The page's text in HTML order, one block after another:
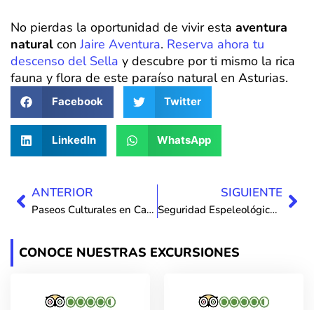
No pierdas la oportunidad de vivir esta aventura
natural conJaire Aventura. Reserva ahora tu
descenso del Sella y descubre por ti mismo la rica
fauna y flora de este paraíso natural en Asturias.
Facebook Twitter
LinkedIn WhatsApp
AntANTERIOR
Paseos Culturales en Cangas de Onís: ¡Fusión Perfecta de Aventura y Riqueza Cultural! 🌉✨
SIGUIENTE
Seguridad Espeleológica para Grupos: Todo lo que Necesitas Saber para una Aventura Inolvidable
CONOCE NUESTRAS EXCURSIONES